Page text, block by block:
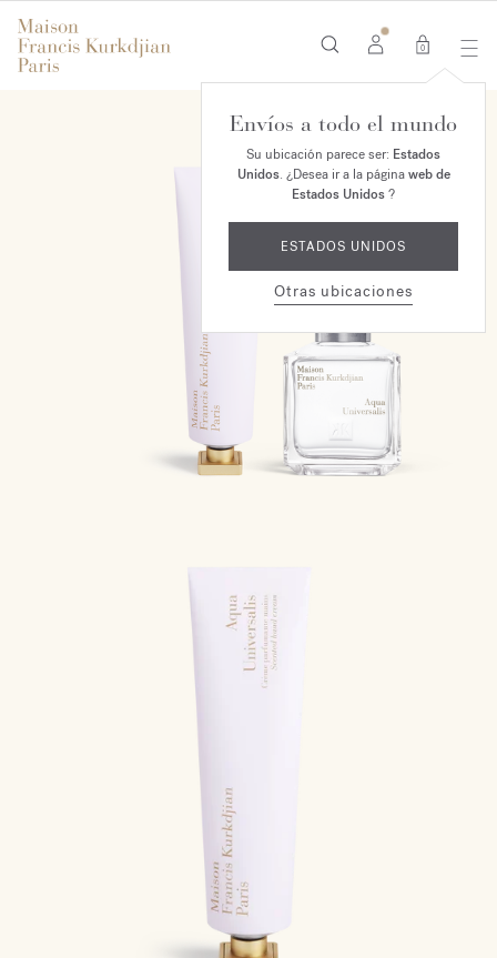
0
Envíos a todo el mundo
Su ubicación parece ser: Estados
Unidos. ¿Desea ir a la páginaweb de
Estados Unidos?
ESTADOS UNIDOS
Otras ubicaciones
EXCLUSIVO EN LÍNEA